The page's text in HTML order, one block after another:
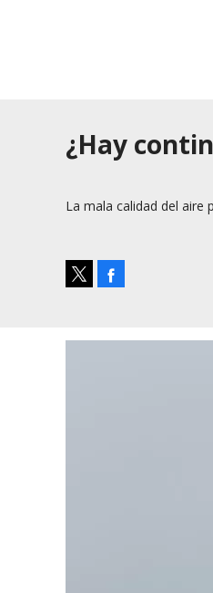
¿Hay
La mala calidad del aire